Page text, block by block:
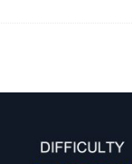
em dívida
é melhor do